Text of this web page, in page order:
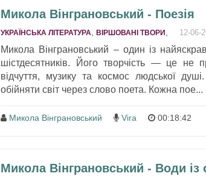
Микола Вінграновський - Поезія
УКРАЇНСЬКА ЛІТЕРАТУРА, ВІРШОВАНІ ТВОРИ , 12-06-
Микола Вінграновський – один із
шістдесятників. Його творчість — це не
відчуття, музику та космос людської
обійняти світ через слово поета. Кожна пое...
Микола Вінграновський Vira 00:18:42
Микола Вінграновський - Води